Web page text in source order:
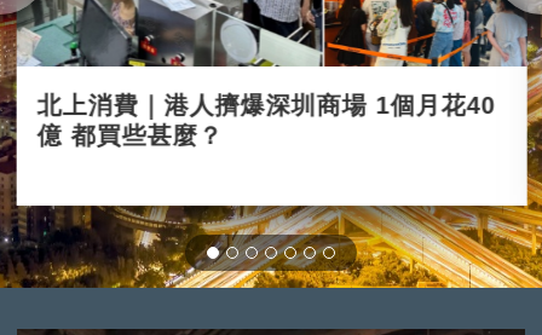
北上消費｜港人擠爆深圳商場 1個月花40
億 都買些甚麼？